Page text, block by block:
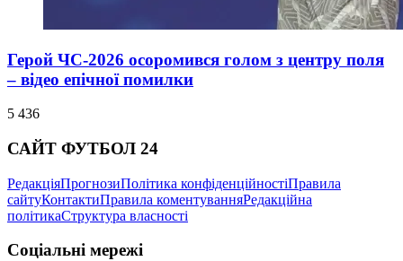
Герой ЧС-2026 осоромився голом з центру поля
– відео епічної помилки
5 436
САЙТ ФУТБОЛ 24
РедакціяПрогнозиПолітика конфіденційностіПравила
сайтуКонтактиПравила коментуванняРедакційна
політикаСтруктура власності
Соціальні мережі